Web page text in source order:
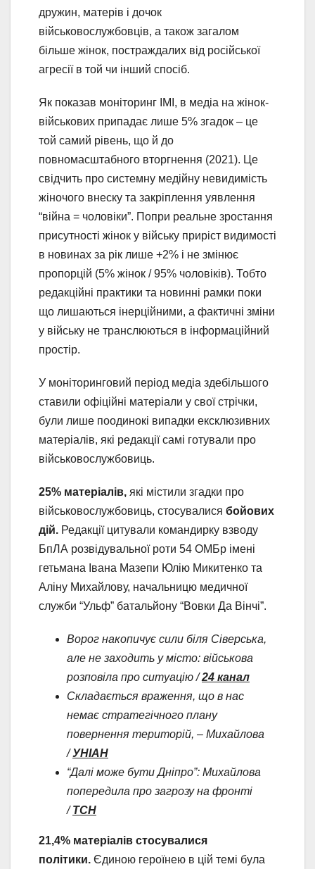
дружин, матерів і дочок
військовослужбовців, а також загалом
більше жінок, постраждалих від російської
агресії в той чи інший спосіб.
Як показав моніторинг ІМІ, в медіа на жінок-
військових припадає лише 5% згадок – це
той самий рівень, що й до
повномасштабного вторгнення (2021). Це
свідчить про системну медійну невидимість
жіночого внеску та закріплення уявлення
“війна = чоловіки”. Попри реальне зростання
присутності жінок у війську приріст видимості
в новинах за рік лише +2% і не змінює
пропорцій (5% жінок / 95% чоловіків). Тобто
редакційні практики та новинні рамки поки
що лишаються інерційними, а фактичні зміни
у війську не транслюються в інформаційний
простір.
У моніторинговий період медіа здебільшого
ставили офіційні матеріали у свої стрічки,
були лише поодинокі випадки ексклюзивних
матеріалів, які редакції самі готували про
військовослужбовиць.
25% матеріалів, які містили згадки про
військовослужбовиць, стосувалися бойових
дій. Редакції цитували командирку взводу
БпЛА розвідувальної роти 54 ОМБр імені
гетьмана Івана Мазепи Юлію Микитенко та
Аліну Михайлову, начальницю медичної
служби “Ульф” батальйону “Вовки Да Вінчі”.
Ворог накопичує сили біля Сіверська,
але не заходить у місто: військова
розповіла про ситуацію /24 канал
Складається враження, що в нас
немає стратегічного плану
повернення територій, – Михайлова
/УНІАН
“Далі може бути Дніпро”: Михайлова
попередила про загрозу на фронті
/ТСН
21,4% матеріалів стосувалися
політики. Єдиною героїнею в цій темі була